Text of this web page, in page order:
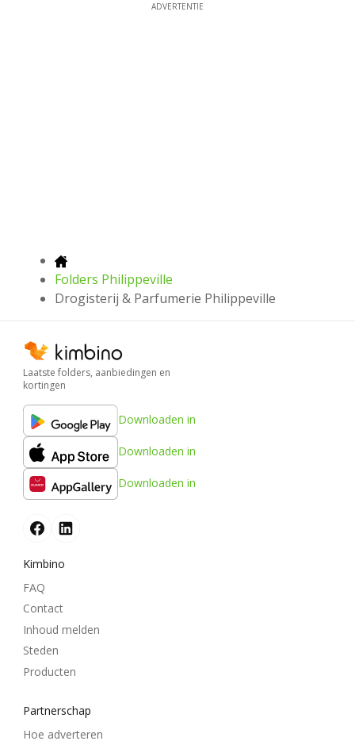
ADVERTENTIE
Folders Philippeville
Drogisterij & Parfumerie Philippeville
Laatste folders, aanbiedingen en
kortingen
Downloaden in
Downloaden in
Downloaden in
Kimbino
FAQ
Contact
Inhoud melden
Steden
Producten
Partnerschap
Hoe adverteren